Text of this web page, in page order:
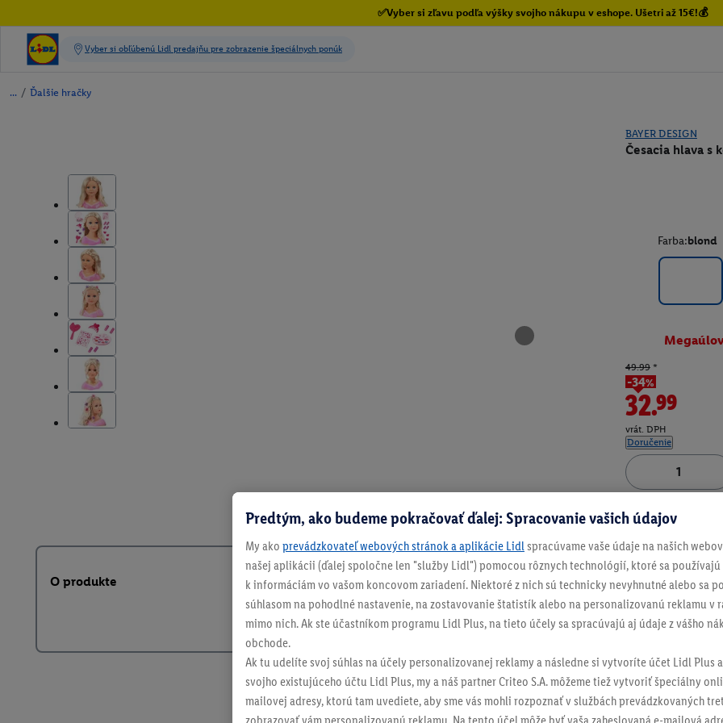
✅Vyber si zľavu podľa výšky svojho nákupu v eshope. Ušetri až 15€!💰
/ Ďalšie hračky
BAYER DESIGN
Česacia hlava s
Farba:blond
49.99*
-34%
32.99
vrát. DPH
Doručenie
O produkte
Predtým, ako budeme pokračovať ďalej: Spracovanie vašich údajov
My ako prevádzkovateľ webových stránok a aplikácie Lidl spracúvame vaše údaje na našich
našej aplikácii (ďalej spoločne len "služby Lidl") pomocou rôznych technológií, ktoré sa
k informáciám vo vašom koncovom zariadení. Niektoré z nich sú technicky nevyhnutné alebo sa
súhlasom na pohodlné nastavenie, na zostavovanie štatistík alebo na personalizovanú reklamu v
mimo nich. Ak ste účastníkom programu Lidl Plus, na tieto účely sa spracúvajú aj údaje z vášho
obchode.
Ak tu udelíte svoj súhlas na účely personalizovanej reklamy a následne si vytvoríte účet Lidl Plus
svojho existujúceho účtu Lidl Plus, my a náš partner Criteo S.A. môžeme tiež vytvoriť špeciálny
mailovej adresy, ktorú tam uvediete, aby sme vás mohli rozpoznať v službách prevádzkovaných